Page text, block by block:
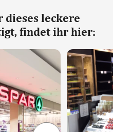
dieses leckere
findet ihr hier: